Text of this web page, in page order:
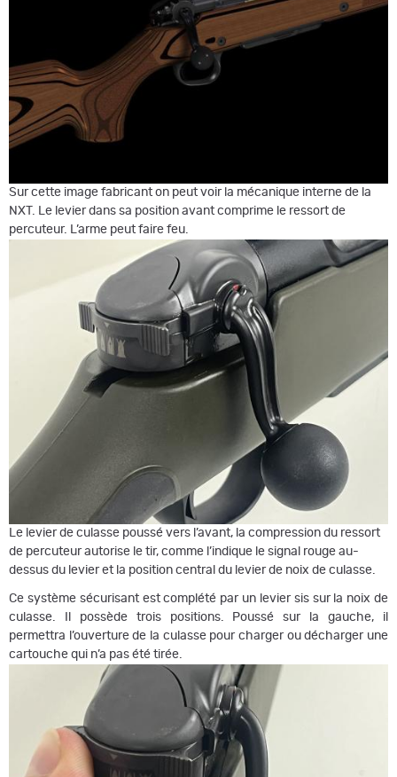
Sur cette image fabricant on peut voir la mécanique interne de la
NXT. Le levier dans sa position avant comprime le ressort de
percuteur. L’arme peut faire feu.
Le levier de culasse poussé vers l’avant, la compression du ressort
de percuteur autorise le tir, comme l’indique le signal rouge au-
dessus du levier et la position central du levier de noix de culasse.
Ce système sécurisant est complété par un levier sis sur la noix de
culasse. Il possède trois positions. Poussé sur la gauche, il
permettra l’ouverture de la culasse pour charger ou décharger une
cartouche qui n’a pas été tirée.